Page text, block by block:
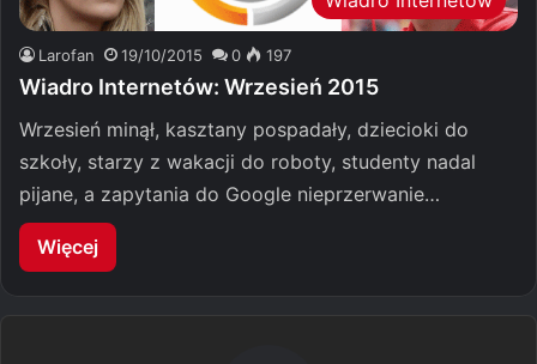
Larofan 19/10/2015 0 197
Wiadro Internetów: Wrzesień 2015
Wrzesień minął, kasztany pospadały, dziecioki do
szkoły, starzy z wakacji do roboty, studenty nadal
pijane, a zapytania do Google nieprzerwanie…
Więcej